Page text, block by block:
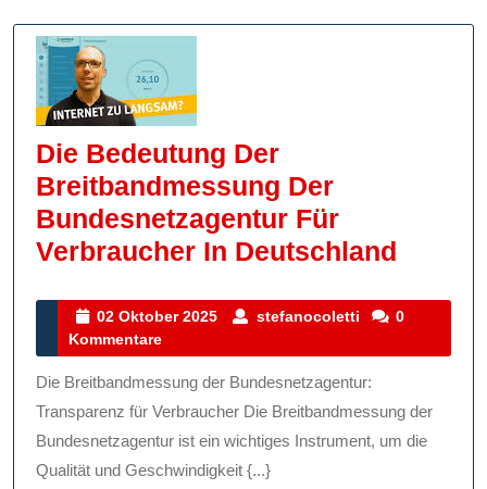
Die Bedeutung Der
Breitbandmessung Der
Bundesnetzagentur Für
Verbraucher In Deutschland
Der
Für
02 Oktober 2025
02
2025
stefanocoletti stefanocoletti
0
Kommentare
Die Breitbandmessung der Bundesnetzagentur:
Transparenz für Verbraucher Die Breitbandmessung der
Bundesnetzagentur ist ein wichtiges Instrument, um die
Qualität und Geschwindigkeit {...}